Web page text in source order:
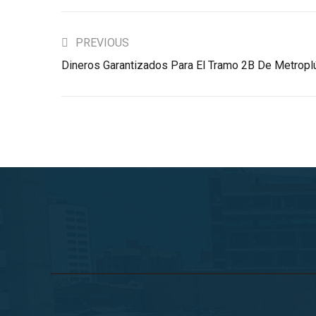
PREVIOUS
Dineros Garantizados Para El Tramo 2B De